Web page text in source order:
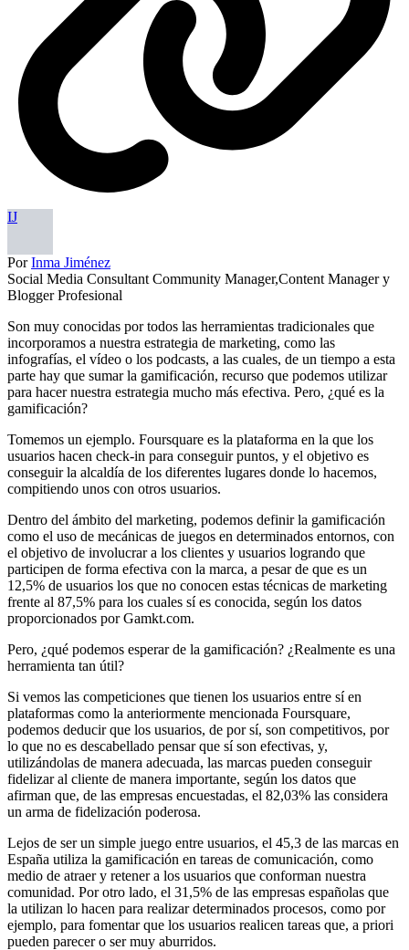
IJ
PorInma Jiménez
Social Media Consultant Community Manager,Content Manager y
Blogger Profesional
Son muy conocidas por todos las herramientas tradicionales que
incorporamos a nuestra estrategia de marketing, como las
infografías, el vídeo o los podcasts, a las cuales, de un tiempo a esta
parte hay que sumar la gamificación, recurso que podemos utilizar
para hacer nuestra estrategia mucho más efectiva. Pero, ¿qué es la
gamificación?
Tomemos un ejemplo. Foursquare es la plataforma en la que los
usuarios hacen check-in para conseguir puntos, y el objetivo es
conseguir la alcaldía de los diferentes lugares donde lo hacemos,
compitiendo unos con otros usuarios.
Dentro del ámbito del marketing, podemos definir la gamificación
como el uso de mecánicas de juegos en determinados entornos, con
el objetivo de involucrar a los clientes y usuarios logrando que
participen de forma efectiva con la marca, a pesar de que es un
12,5% de usuarios los que no conocen estas técnicas de marketing
frente al 87,5% para los cuales sí es conocida, según los datos
proporcionados por Gamkt.com.
Pero, ¿qué podemos esperar de la gamificación? ¿Realmente es una
herramienta tan útil?
Si vemos las competiciones que tienen los usuarios entre sí en
plataformas como la anteriormente mencionada Foursquare,
podemos deducir que los usuarios, de por sí, son competitivos, por
lo que no es descabellado pensar que sí son efectivas, y,
utilizándolas de manera adecuada, las marcas pueden conseguir
fidelizar al cliente de manera importante, según los datos que
afirman que, de las empresas encuestadas, el 82,03% las considera
un arma de fidelización poderosa.
Lejos de ser un simple juego entre usuarios, el 45,3 de las marcas en
España utiliza la gamificación en tareas de comunicación, como
medio de atraer y retener a los usuarios que conforman nuestra
comunidad. Por otro lado, el 31,5% de las empresas españolas que
la utilizan lo hacen para realizar determinados procesos, como por
ejemplo, para fomentar que los usuarios realicen tareas que, a priori
pueden parecer o ser muy aburridos.